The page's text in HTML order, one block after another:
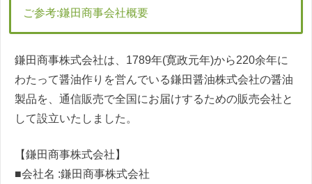
ご参考:鎌田商事会社概要
鎌田商事株式会社は、1789年(寛政元年)から220余年に
わたって醤油作りを営んでいる鎌田醤油株式会社の醤油
製品を、通信販売で全国にお届けするための販売会社と
して設立いたしました。
【鎌田商事株式会社】
■会社名 :鎌田商事株式会社